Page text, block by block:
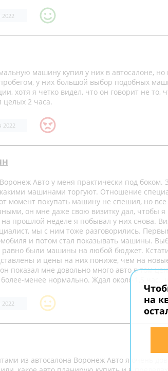
2022
машину купил у них в автосалоне,
у них большой выбор подобных
хотя я четко видел, что он говорит не
целых 2 часа.
2022
Авто у меня практически под боком.
машинами торгуют. Отношение
момент покупать машину не спешил, но
он мне даже свою визитку дал, чтобы
на прошлой неделе я побывал у них снова.
мы с ним тоже разговорились.
и потом стал показывать машины.
равно были машины на любой бюджет.
и цены на них пониже, чем на
показал мне довольно много авто в том
менее нормально. Ждал около 1,5 час.,
2022
из автосалона Воронеж Авто я очень
на